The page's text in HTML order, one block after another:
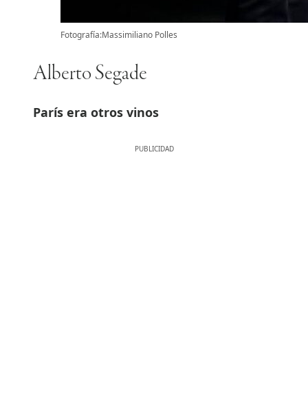
Fotografía:Massimiliano Polles
Alberto Segade
París era otros vinos